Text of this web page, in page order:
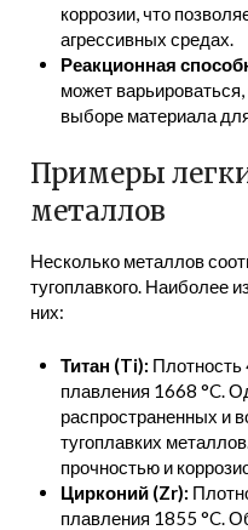
коррозии, что
агрессивных средах.
Реакционная
может
выборе материала
Примеры
металлов
Несколько металлов
тугоплавкого. Наиболее
них:
Титан (Ti): Плотность
плавления 1668 °C.
распространенных и
тугоплавких
прочностью и
Цирконий (Zr):
плавления 1855 °C.